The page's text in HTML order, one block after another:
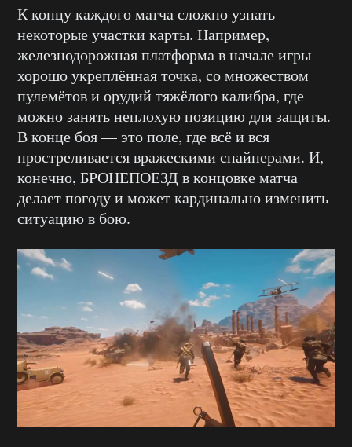
К концу каждого матча сложно узнать
некоторые участки карты. Например,
железнодорожная платформа в начале игры —
хорошо укреплённая точка, со множеством
пулемётов и орудий тяжёлого калибра, где
можно занять неплохую позицию для защиты.
В конце боя — это поле, где всё и вся
простреливается вражескими снайперами. И,
конечно, БРОНЕПОЕЗД в концовке матча
делает погоду и может кардинально изменить
ситуацию в бою.